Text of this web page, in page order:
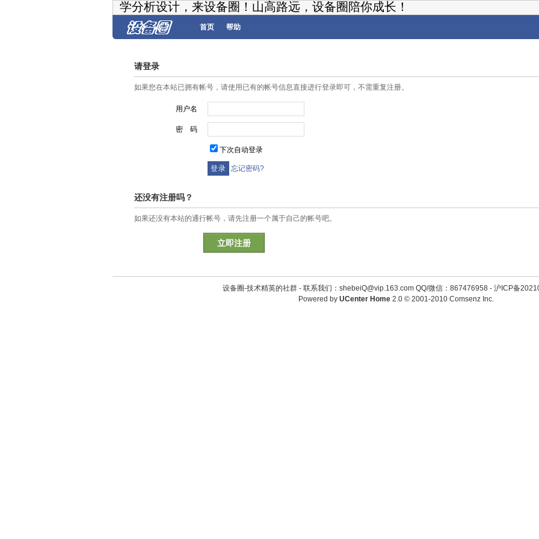
学分析设计，来设备圈！山高路远，设备圈陪你成长！
首页 帮助
请登录
如果您在本站已拥有帐号，请使用已有的帐号信息直接进行登录即可，不需重复注册。
用户名
密 码
下次自动登录
忘记密码?
还没有注册吗？
如果还没有本站的通行帐号，请先注册一个属于自己的帐号吧。
立即注册
设备圈-技术精英的社群 - 联系我们：shebeiQ@vip.163.com QQ/微信：867476958- 沪ICP备
Powered by UCenter Home 2.0© 2001-2010 Comsenz Inc.